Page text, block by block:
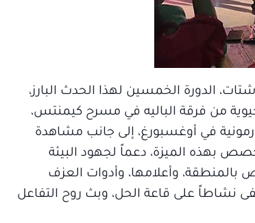
الدورة الخمسين لهذا الحدث البارز،
من فرقة الباليه في مسرح كيمنتس،
في أوغسبورغ، إلى جانب مشاهدة
بهذه الميزة، دعماً لجهود البيئة
بالمنطقة، وأعلامها، وأدوات العزف
نشاطاً على قاعة الحل، وبث روح التفاعل